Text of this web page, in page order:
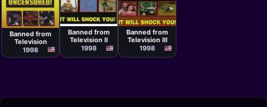
Documental
Joe Francis
Banned from
Television
1998
Documental
Joe Francis
Banned from
Television II
1998
Documental
Joe Francis
Banned from
Television III
1998